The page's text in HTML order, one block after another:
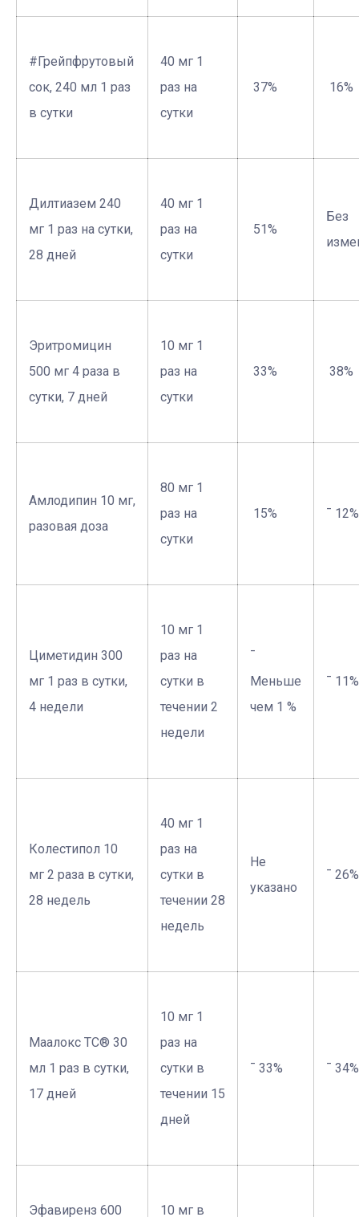
#Грейпфрутовый
сок, 240 мл 1 раз
в сутки
40 мг 1
раз на
сутки
­ 37% ­ 16%
Дилтиазем 240
мг 1 раз на сутки,
28 дней
40 мг 1
раз на
сутки
­ 51%
Без
Эритромицин
500 мг 4 раза в
сутки, 7 дней
10 мг 1
раз на
сутки
­ 33% ­ 38%
Амлодипин 10 мг,
разовая доза
80 мг 1
раз на
сутки
­ 15% ¯ 12%
Циметидин 300
мг 1 раз в сутки,
4 недели
10 мг 1
раз на
сутки в
течении 2
недели
¯
Меньше
чем 1 %
¯ 11%
Колестипол 10
мг 2 раза в сутки,
28 недель
40 мг 1
раз на
сутки в
течении 28
недель
Не
указано
¯
Маалокс TC® 30
мл 1 раз в сутки,
17 дней
10 мг 1
раз на
сутки в
течении 15
дней
¯ 33% ¯ 34%
Эфавиренз 600
10 мг в